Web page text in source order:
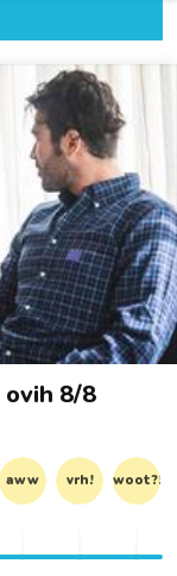
8/8
aww vrh! woot?!